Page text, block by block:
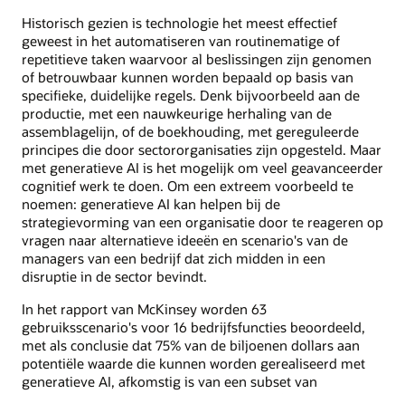
Historisch gezien is technologie het meest effectief
geweest in het automatiseren van routinematige of
repetitieve taken waarvoor al beslissingen zijn genomen
of betrouwbaar kunnen worden bepaald op basis van
specifieke, duidelijke regels. Denk bijvoorbeeld aan de
productie, met een nauwkeurige herhaling van de
assemblagelijn, of de boekhouding, met gereguleerde
principes die door sectororganisaties zijn opgesteld. Maar
met generatieve AI is het mogelijk om veel geavanceerder
cognitief werk te doen. Om een extreem voorbeeld te
noemen: generatieve AI kan helpen bij de
strategievorming van een organisatie door te reageren op
vragen naar alternatieve ideeën en scenario's van de
managers van een bedrijf dat zich midden in een
disruptie in de sector bevindt.
In het rapport van McKinsey worden 63
gebruiksscenario's voor 16 bedrijfsfuncties beoordeeld,
met als conclusie dat 75% van de biljoenen dollars aan
potentiële waarde die kunnen worden gerealiseerd met
generatieve AI, afkomstig is van een subset van